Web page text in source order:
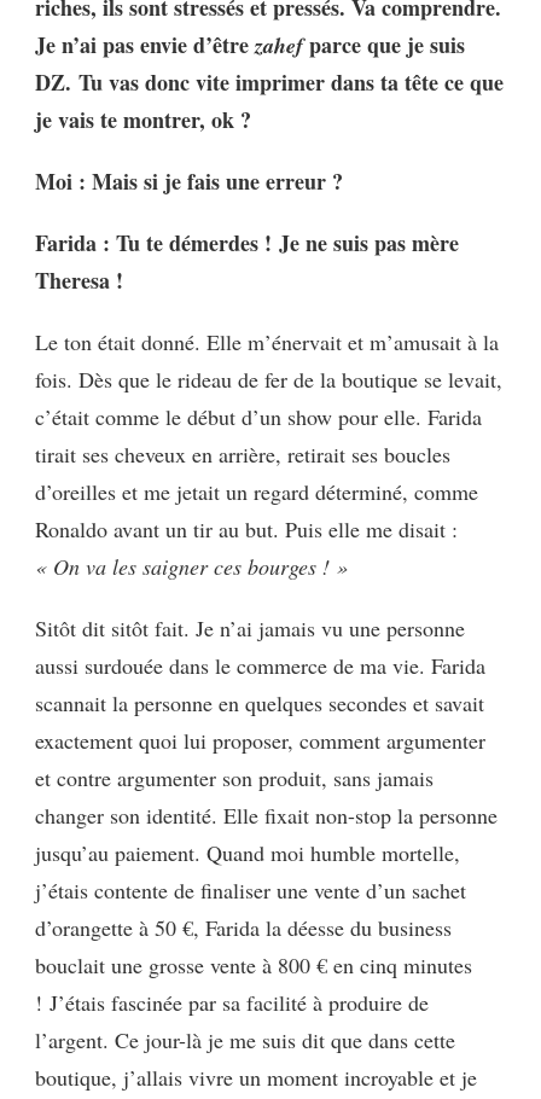
riches, ils sont stressés et pressés. Va comprendre.
Je n’ai pas envie d’êtrezahefparce que je suis
DZ. Tu vas donc vite imprimer dans ta tête ce que
je vais te montrer, ok ?
Moi : Mais si je fais une erreur ?
Farida : Tu te démerdes ! Je ne suis pas mère
Theresa !
Le ton était donné. Elle m’énervait et m’amusait à la
fois. Dès que le rideau de fer de la boutique se levait,
c’était comme le début d’un show pour elle. Farida
tirait ses cheveux en arrière, retirait ses boucles
d’oreilles et me jetait un regard déterminé, comme
Ronaldo avant un tir au but. Puis elle me disait :
« On va les saigner ces bourges ! »
Sitôt dit sitôt fait. Je n’ai jamais vu une personne
aussi surdouée dans le commerce de ma vie. Farida
scannait la personne en quelques secondes et savait
exactement quoi lui proposer, comment argumenter
et contre argumenter son produit, sans jamais
changer son identité. Elle fixait non-stop la personne
jusqu’au paiement. Quand moi humble mortelle,
j’étais contente de finaliser une vente d’un sachet
d’orangette à 50 €, Farida la déesse du business
bouclait une grosse vente à 800 € en cinq minutes
! J’étais fascinée par sa facilité à produire de
l’argent. Ce jour-là je me suis dit que dans cette
boutique, j’allais vivre un moment incroyable et je